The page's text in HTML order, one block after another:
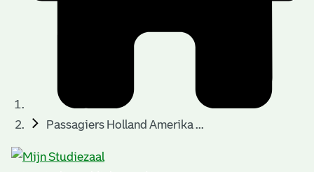
Passagiers Holland Amerika ...